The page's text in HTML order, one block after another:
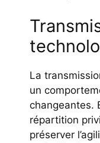
La
un
changeantes.
répartition
préserver